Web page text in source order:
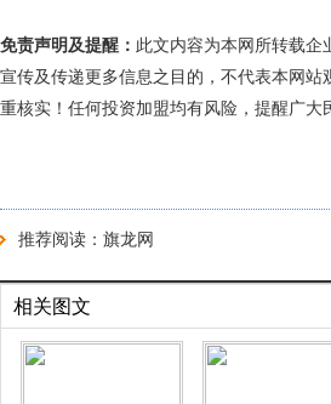
免责声明及提醒： 此文内容为本网所转载企
宣传及传递更多信息之目的，不代表本网站
重核实！任何投资加盟均有风险，提醒广大
推荐阅读： 旗龙网
相关图文